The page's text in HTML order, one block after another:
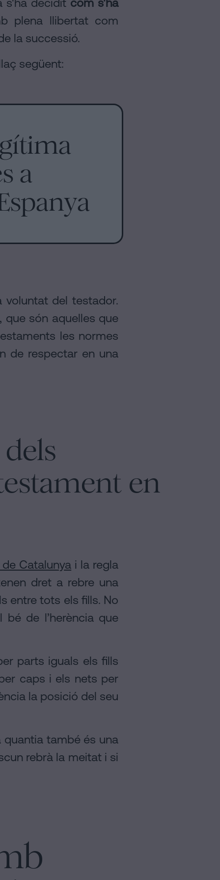
plena llibertat com
la successió.
següent:
a
voluntat del testador.
són aquelles que
les normes
de respectar en una
en
Catalunya i la regla
dret a rebre una
entre tots els fills. No
de l’herència que
parts iguals els fills
caps i els nets per
la posició del seu
quantia també és una
rebrà la meitat i si